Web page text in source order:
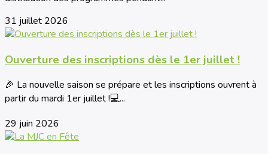
31 juillet 2026
Ouverture des inscriptions dès le 1er juillet !
🎉 La nouvelle saison se prépare et les inscriptions ouvrent à
partir du mardi 1er juillet !💻...
29 juin 2026